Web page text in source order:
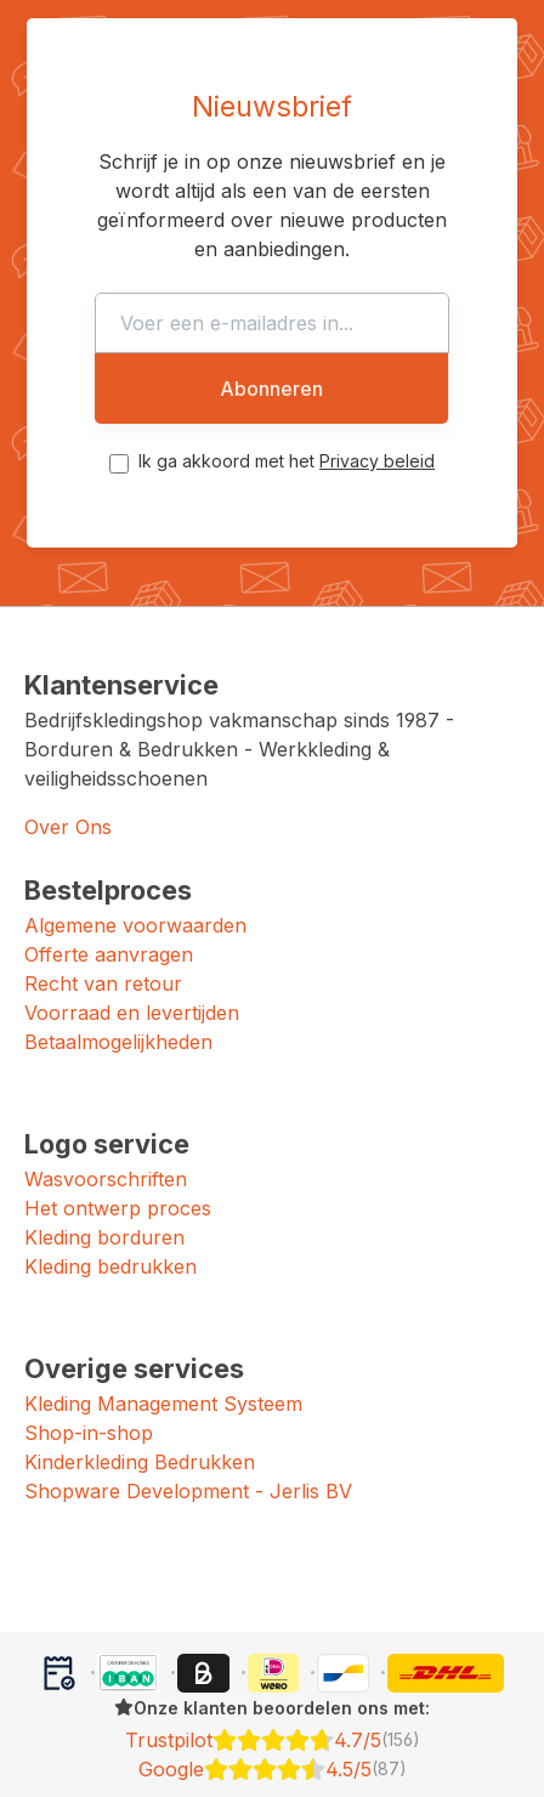
Nieuwsbrief
Schrijf je in op onze nieuwsbrief en je
wordt altijd als een van de eersten
geïnformeerd over nieuwe producten
en aanbiedingen.
Abonneren
Ik ga akkoord met het Privacy beleid
Klantenservice
Bedrijfskledingshop vakmanschap sinds 1987 -
Borduren & Bedrukken - Werkkleding &
veiligheidsschoenen
Over Ons
Bestelproces
Algemene voorwaarden
Offerte aanvragen
Recht van retour
Voorraad en levertijden
Betaalmogelijkheden
Logo service
Wasvoorschriften
Het ontwerp proces
Kleding borduren
Kleding bedrukken
Overige services
Kleding Management Systeem
Shop-in-shop
Kinderkleding Bedrukken
Shopware Development - Jerlis BV
Onze klanten beoordelen ons met:
Trustpilot 4.7/5(156)
Google 4.5/5(87)